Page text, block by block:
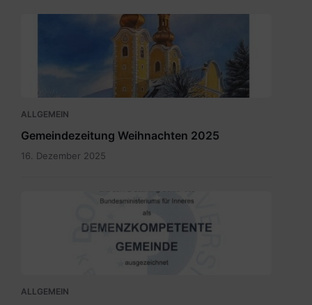
ALLGEMEIN
Gemeindezeitung Weihnachten 2025
16. Dezember 2025
SKM_C300i25110709150.jpg
ALLGEMEIN